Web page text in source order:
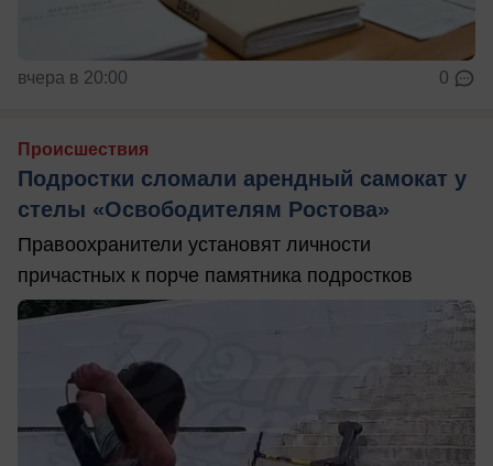
вчера в 20:00 0
Происшествия
Подростки сломали арендный самокат у
стелы «Освободителям Ростова»
Правоохранители установят личности
причастных к порче памятника подростков